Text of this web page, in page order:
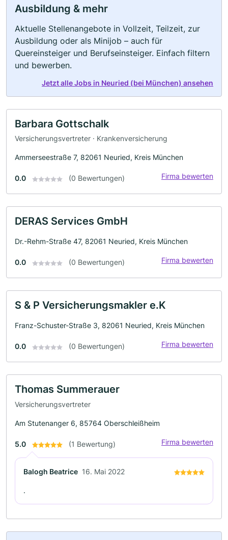
Ausbildung & mehr
Aktuelle Stellenangebote in Vollzeit, Teilzeit, zur
Ausbildung oder als Minijob – auch für
Quereinsteiger und Berufseinsteiger. Einfach filtern
und bewerben.
Jetzt alle Jobs in Neuried (bei München) ansehen
Barbara Gottschalk
Versicherungsvertreter · Krankenversicherung
Ammerseestraße 7, 82061 Neuried, Kreis München
0.0 (0 Bewertungen) Firma bewerten
DERAS Services GmbH
Dr.-Rehm-Straße 47, 82061 Neuried, Kreis München
0.0 (0 Bewertungen) Firma bewerten
S & P Versicherungsmakler e.K
Franz-Schuster-Straße 3, 82061 Neuried, Kreis München
0.0 (0 Bewertungen) Firma bewerten
Thomas Summerauer
Versicherungsvertreter
Am Stutenanger 6, 85764 Oberschleißheim
5.0 (1 Bewertung) Firma bewerten
Balogh Beatrice 16. Mai 2022
.